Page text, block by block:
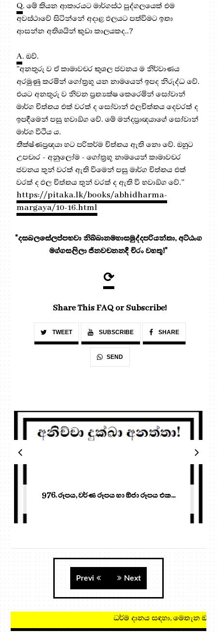
Q. මේ කියන ආකාරයට මාර්ගස්ථ පුද්ගලයෙක් එම
අවස්ථාවේ සිටින්නේ අදාළ ඵලයට පත්වීමට ඉතා
ආසන්න අතිශයින් කුඩා කාලයකද..?
A. ඔව්.
“අනතුරු ව ඒ කාමාවචර කුශල ජවනය ම නිර්වාණය
අරමුණු කරමින් ගෝත්‍ර‍භූ යන නාමයෙන් ඉපද නිරුද්ධ වේ.
එයට අනතුරු ව නිවන ප්‍ර‍ත්‍යක්ෂ කෙරෙමින් සෝවාන්
මාර්ග චිත්තය එක් වරක් ද සෝවාන් ඵලචිත්තය දෙවරක් ද
ඉපදීමෙන් පසු භවාඞ්ග වේ. මේ මන්දප්‍රාඥයාගේ සෝවාන්
මාර්ග වීථිය ය.
තීක්ෂ්ණප්‍ර‍ඥයා හට පරිකර්ම චිත්තය ඇති නො වේ. ඔහුට
උපචාර - අනුලෝම - ගෝත්‍ර‍භූ නාමයෙන් කාමාවචර
ජවනය තුන් වරක් ඇති වීමෙන් පසු මාර්ග චිත්තය එක්
වරක් ද ඵල චිත්තය තුන් වරක් ද ඇති වී භවාඞ්ග වේ.”
https://pitaka.lk/books/abhidharma-
margaya/10-16.html
"දසබලසේලප්පභවා නිබ්බානමහාසමුද්දපරියන්තා, අට්ඨංග
මග්ගසලිලා ජිනවචනනදී චිරං වහතූ!"
⟳
Share This FAQ or Subscribe!
TWEET SUBSCRIBE SHARE
SEND
976. රූපය, වර්ණ රූපය හා ඕජා රූපය එක...
Next
Previ
ධර්ම දානය සඳහා, මෙතැන ඔබන්න!